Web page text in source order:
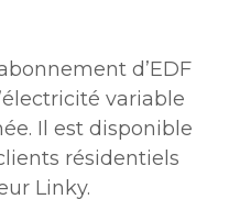
d’EDF
variable
Il est disponible
résidentiels
Linky.